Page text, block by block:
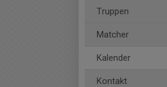
Truppen
Matcher
Kalender
Kontakt